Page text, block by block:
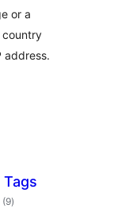
or a
country
address.
(9টা
মুঠ)